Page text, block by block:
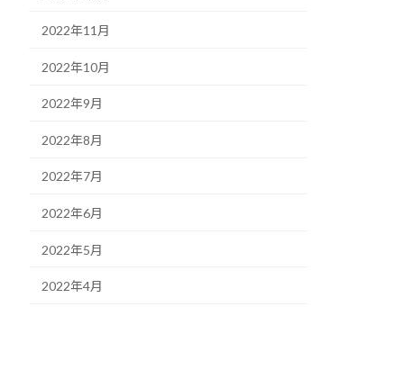
2022年11月
2022年10月
2022年9月
2022年8月
2022年7月
2022年6月
2022年5月
2022年4月